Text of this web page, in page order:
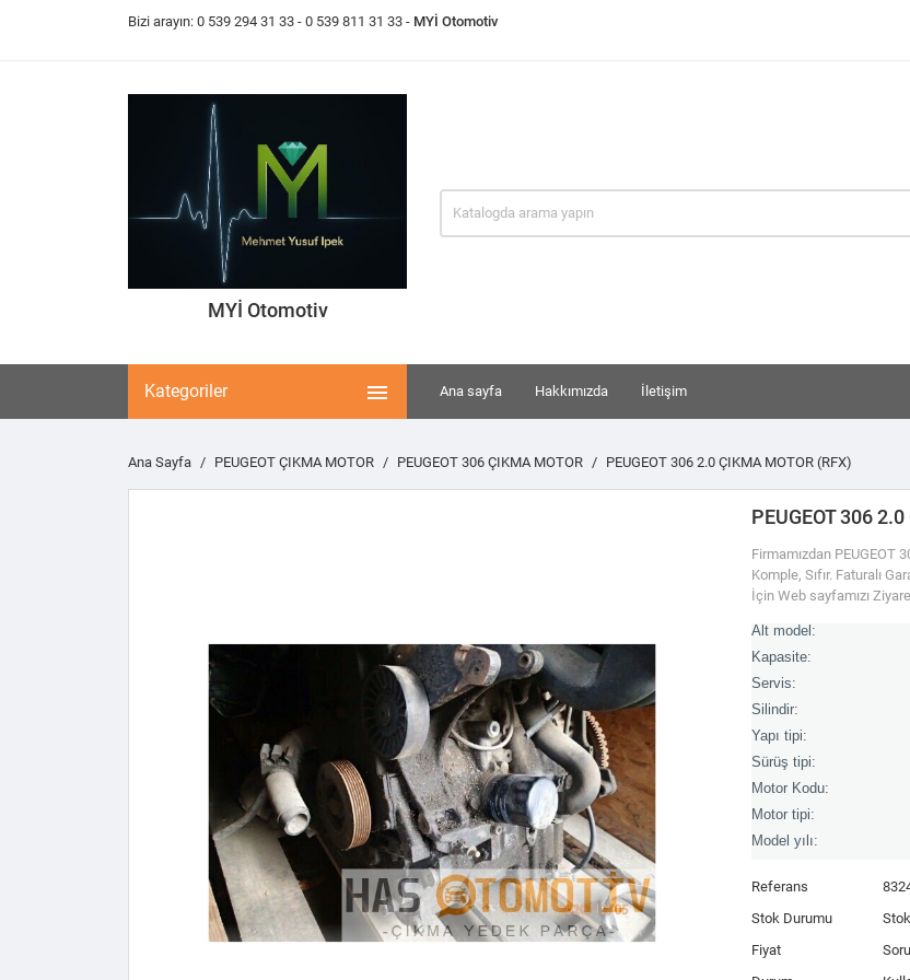
Bizi arayın: 0 539 294 31 33 - 0 539 811 31 33 - MYİ Otomotiv
MYİ Otomotiv
Kategoriler  Ana sayfa Hakkımızda İletişim
Ana Sayfa PEUGEOT ÇIKMA MOTOR PEUGEOT 306 ÇIKMA MOTOR PEUGEOT 306 2.0 ÇIKMA MOTOR (RFX)
PEUGEOT 306
Firmamızdan PEUGEOT
Komple, Sıfır. Faturalı
İçin Web sayfamızı
Alt model:
Kapasite:
Servis:
Silindir:
Yapı tipi:
Sürüş tipi:
Motor Kodu:
Motor tipi:
Model yılı:
Referans
Stok Durumu
Fiyat